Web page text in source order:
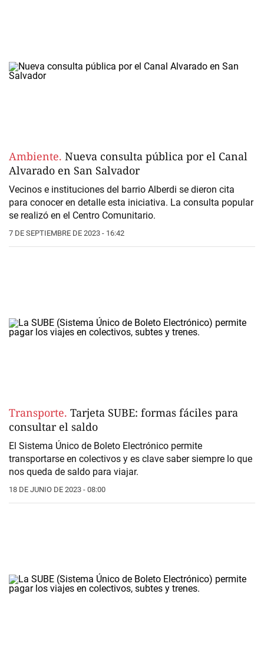
Ambiente. Nueva consulta pública por el Canal
Alvarado en San Salvador
Vecinos e instituciones del barrio Alberdi se dieron cita
para conocer en detalle esta iniciativa. La consulta popular
se realizó en el Centro Comunitario.
7 DE SEPTIEMBRE DE 2023 - 16:42
Transporte. Tarjeta SUBE: formas fáciles para
consultar el saldo
El Sistema Único de Boleto Electrónico permite
transportarse en colectivos y es clave saber siempre lo que
nos queda de saldo para viajar.
18 DE JUNIO DE 2023 - 08:00